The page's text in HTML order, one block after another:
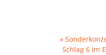
«
Schlag 6 im